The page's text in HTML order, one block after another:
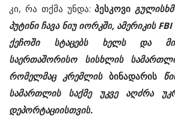
კი, რა თქმა უნდა:პესკოვი
პუტინი ჩავა ნიუ იორკში, ამერიკის FBI
ქეჩოში
სტაცებს ხელს და
საერთაშორისო
სისხლის
რომელმაც კრემლის ბინადარის
სამართლის
საქმე უკვე აღძრა
დეპორტაციისთვის.